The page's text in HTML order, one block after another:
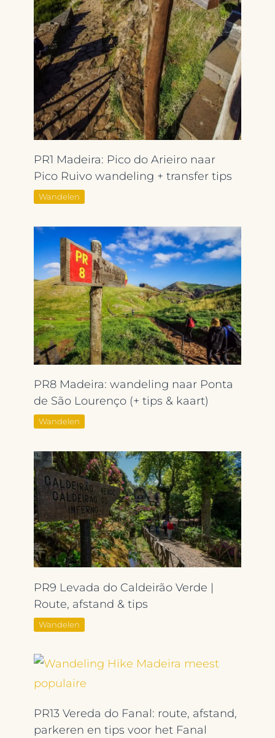
PR1 Madeira: Pico do Arieiro naar
Pico Ruivo wandeling + transfer tips
Wandelen
PR8 Madeira: wandeling naar Ponta
de São Lourenço (+ tips & kaart)
Wandelen
PR9 Levada do Caldeirão Verde |
Route, afstand & tips
Wandelen
PR13 Vereda do Fanal: route, afstand,
parkeren en tips voor het Fanal